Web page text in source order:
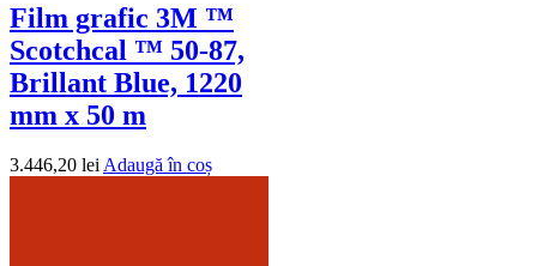
Film grafic 3M ™
Scotchcal ™ 50-87,
Brillant Blue, 1220
mm x 50 m
3.446,20 leiAdaugă în coș